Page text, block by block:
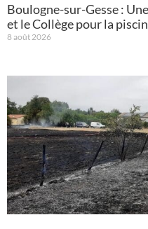
Boulogne-sur-Gesse :
et le Collège pour la
8 août 2026